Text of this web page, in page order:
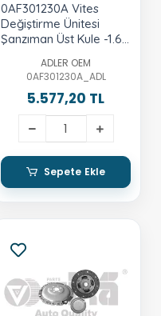
0AF301230A Vites
Değiştirme Ünitesi
Şanzıman Üst Kule -1.6
ADLER OEM
0AF301230A_ADL
5.577,20 TL
Sepete Ekle